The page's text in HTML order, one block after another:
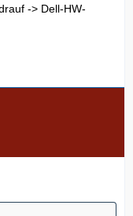
-> Dell-HW-